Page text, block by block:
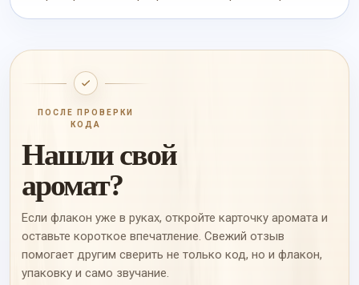
ПОСЛЕ ПРОВЕРКИ
КОДА
Нашли свой
аромат?
Если флакон уже в руках, откройте карточку аромата и
оставьте короткое впечатление. Свежий отзыв
помогает другим сверить не только код, но и флакон,
упаковку и само звучание.